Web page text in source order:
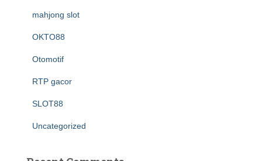
mahjong slot
OKTO88
Otomotif
RTP gacor
SLOT88
Uncategorized